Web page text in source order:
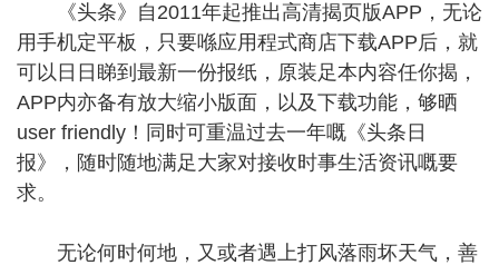
《头条》自2011年起推出高清揭页版APP，无论
用手机定平板，只要喺应用程式商店下载APP后，就
可以日日睇到最新一份报纸，原装足本内容任你揭，
APP内亦备有放大缩小版面，以及下载功能，够晒
user friendly！同时可重温过去一年嘅《头条日
报》，随时随地满足大家对接收时事生活资讯嘅要
求。
无论何时何地，又或者遇上打风落雨坏天气，善